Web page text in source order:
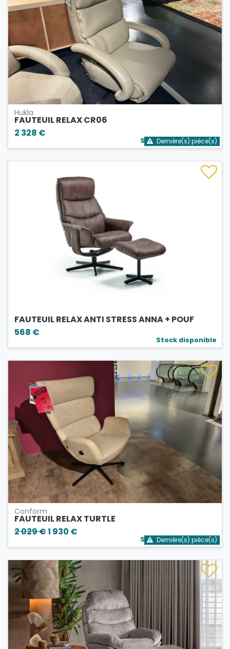
Hukla
FAUTEUIL RELAX CR06
2 328 €
Stock bientôt épuisé
Dernière(s) pièce(s)
FAUTEUIL RELAX ANTI STRESS ANNA + POUF
568 €
Stock disponible
Conform
FAUTEUIL RELAX TURTLE
2 029 €1 930 €
Stock bientôt épuisé
Dernière(s) pièce(s)